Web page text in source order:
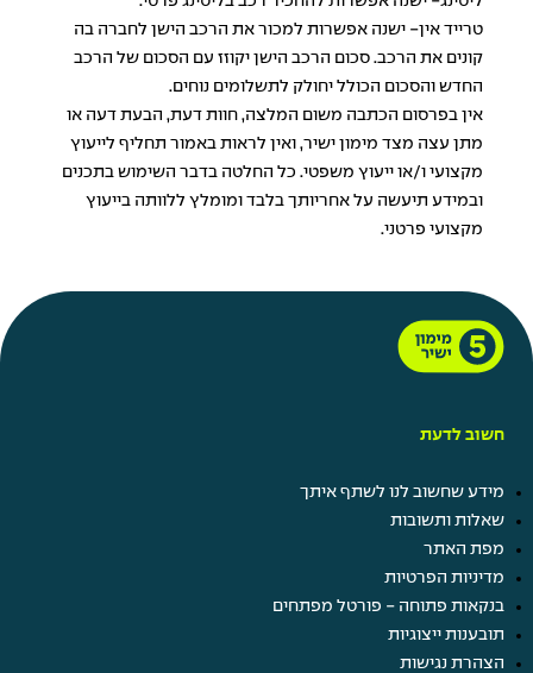
טרייד אין- ישנה אפשרות למכור את הרכב הישן לחברה בה
קונים את הרכב. סכום הרכב הישן יקוזז עם הסכום של הרכב
החדש והסכום הכולל יחולק לתשלומים נוחים.
אין בפרסום הכתבה משום המלצה, חוות דעת, הבעת דעה או
מתן עצה מצד מימון ישיר, ואין לראות באמור תחליף לייעוץ
מקצועי ו/או ייעוץ משפטי. כל החלטה בדבר השימוש בתכנים
ובמידע תיעשה על אחריותך בלבד ומומלץ ללוותה בייעוץ
מקצועי פרטני.
חשוב לדעת
מידע שחשוב לנו לשתף איתך
שאלות ותשובות
מפת האתר
מדיניות הפרטיות
בנקאות פתוחה - פורטל מפתחים
תובענות ייצוגיות
הצהרת נגישות